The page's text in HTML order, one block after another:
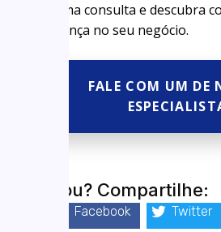
para uma consulta e descubra
a diferença no seu negócio.
FALE COM UM DE
Gostou? Compartilhe:
Facebook Twitter